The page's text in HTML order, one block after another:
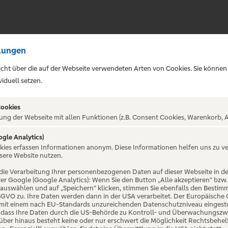
NICHT
über die auf der Webseite verwendeten Arten von Cookies. Sie
setzen.
der Webseite mit allen Funktionen (z.B. Consent Cookies, Warenkorb,
Analytics)
erfassen Informationen anonym. Diese Informationen helfen uns zu
Website nutzen.
Verarbeitung Ihrer personenbezogenen Daten auf dieser Webseite in
Google (Google Analytics): Wenn Sie den Button „Alle akzeptieren“
und auf „Speichern“ klicken, stimmen Sie ebenfalls den
zu. Ihre Daten werden dann in der USA verarbeitet. Der
einem nach EU-Standards unzureichenden Datenschutzniveau
Ihre Daten durch die US-Behörde zu Kontroll- und
hinaus besteht keine oder nur erschwert die Möglichkeit